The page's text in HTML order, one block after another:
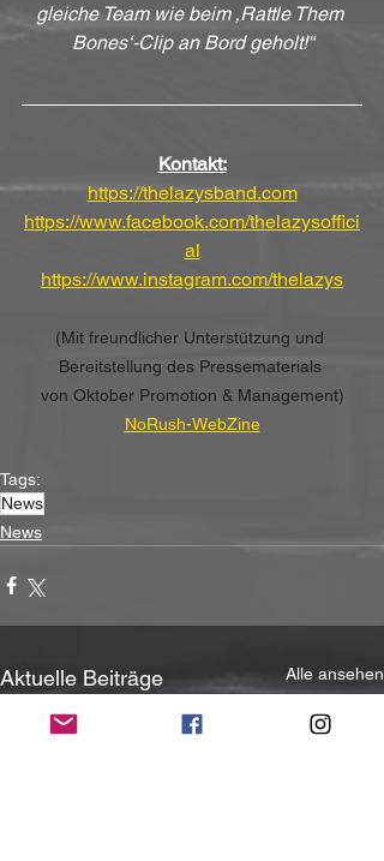
gleiche Team wie beim ‚Rattle Them
Bones‘-Clip an Bord geholt!“
Kontakt:
https://thelazysband.com
https://www.facebook.com/thelazysoffici
al
https://www.instagram.com/thelazys
(Mit freundlicher Unterstützung und
Bereitstellung des Pressematerials
von Oktober Promotion & Management)
NoRush-WebZine
Tags:
News
News
Aktuelle Beiträge Alle ansehen